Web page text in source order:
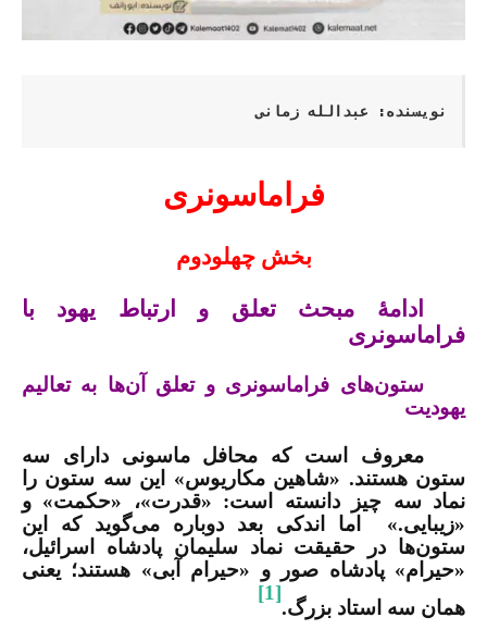
نویسنده: عبدالله زمانی
فراماسونری
بخش چهل­ودوم
ادامۀ مبحث تعلق و ارتباط یهود با
فراماسونری
ستون‌های فراماسونری و تعلق آن‌ها به تعالیم
یهودیت
معروف است که محافل ماسونی دارای سه
ستون هستند. «شاهین مکاريوس» این سه ستون را
نماد سه چیز دانسته است: «قدرت»، «حکمت» و
«زیبایی.»
اما اندکی بعد دوباره می‌گوید که این
ستون‌ها در حقیقت نماد سلیمان پادشاه اسرائیل،
«حيرام» پادشاه صور و «حيرام آبی» هستند؛ یعنی
همان سه استاد بزرگ.
[1]